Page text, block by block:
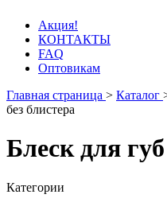
Акция!
КОНТАКТЫ
FAQ
Оптовикам
Главная страница > Каталог
без блистера
Блеск для
Категории